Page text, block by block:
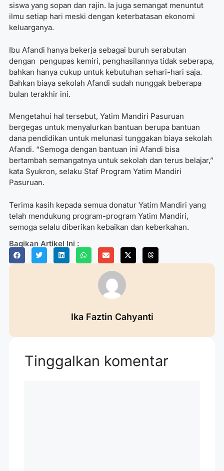
siswa yang sopan dan rajin. Ia juga semangat menuntut
ilmu setiap hari meski dengan keterbatasan ekonomi
keluarganya.
Ibu Afandi hanya bekerja sebagai buruh serabutan
dengan pengupas kemiri, penghasilannya tidak seberapa,
bahkan hanya cukup untuk kebutuhan sehari-hari saja.
Bahkan biaya sekolah Afandi sudah nunggak beberapa
bulan terakhir ini.
Mengetahui hal tersebut, Yatim Mandiri Pasuruan
bergegas untuk menyalurkan bantuan berupa bantuan
dana pendidikan untuk melunasi tunggakan biaya sekolah
Afandi. “Semoga dengan bantuan ini Afandi bisa
bertambah semangatnya untuk sekolah dan terus belajar,”
kata Syukron, selaku Staf Program Yatim Mandiri
Pasuruan.
Terima kasih kepada semua donatur Yatim Mandiri yang
telah mendukung program-program Yatim Mandiri,
semoga selalu diberikan kebaikan dan keberkahan.
Bagikan Artikel Ini :
Ika Faztin Cahyanti
Tinggalkan komentar